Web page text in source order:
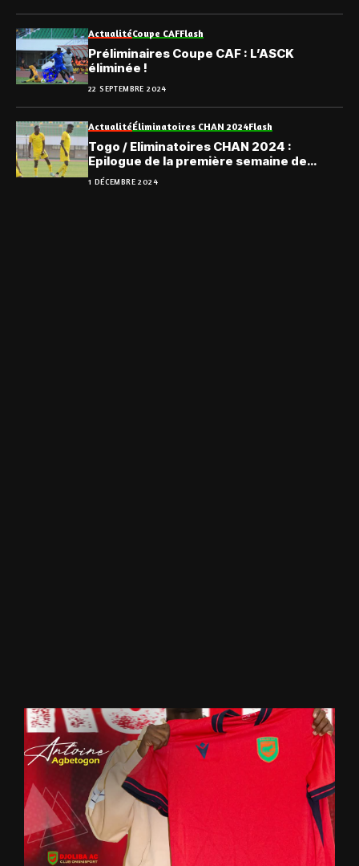
ActualitéCoupe CAFFlash
Préliminaires Coupe CAF : L’ASCK
éliminée !
22 SEPTEMBRE 2024
ActualitéÉliminatoires CHAN 2024Flash
Togo / Eliminatoires CHAN 2024 :
Epilogue de la première semaine de
préparatifs
1 DÉCEMBRE 2024